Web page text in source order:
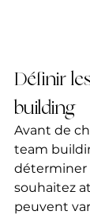
Définir
building
Avant de
team
déterminer
souhaitez
peuvent